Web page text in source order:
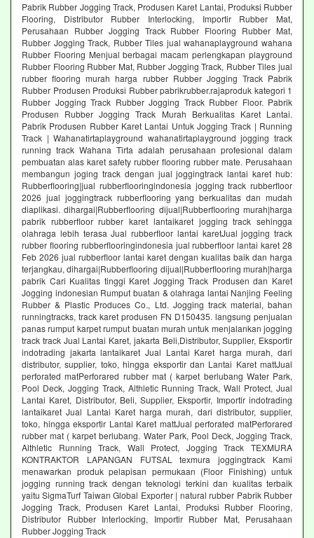
Pabrik Rubber Jogging Track, Produsen Karet Lantai, Produksi Rubber
Flooring, Distributor Rubber Interlocking, Importir Rubber Mat,
Perusahaan Rubber Jogging Track Rubber Flooring Rubber Mat,
Rubber Jogging Track, Rubber Tiles jual wahanaplayground wahana
Rubber Flooring Menjual berbagai macam perlengkapan playground
Rubber Flooring Rubber Mat, Rubber Jogging Track, Rubber Tiles jual
rubber flooring murah harga rubber Rubber Jogging Track Pabrik
Rubber Produsen Produksi Rubber pabrikrubber.rajaproduk kategori 1
Rubber Jogging Track Rubber Jogging Track Rubber Floor. Pabrik
Produsen Rubber Jogging Track Murah Berkualitas Karet Lantai.
Pabrik Produsen Rubber Karet Lantai Untuk Jogging Track | Running
Track | Wahanatirtaplayground wahanatirtaplayground jogging track
running track Wahana Tirta adalah perusahaan profesional dalam
pembuatan alas karet safety rubber flooring rubber mate. Perusahaan
membangun joging track dengan jual joggingtrack lantai karet hub:
Rubberflooring|jual rubberflooringindonesia jogging track rubberfloor
2026 jual joggingtrack rubberflooring yang berkualitas dan mudah
diaplikasi. dihargai|Rubberflooring dijual|Rubberflooring murah|harga
pabrik rubberfloor rubber karet lantaikaret jogging track sehingga
olahraga lebih terasa Jual rubberfloor lantai karetJual jogging track
rubber flooring rubberflooringindonesia jual rubberfloor lantai karet 28
Feb 2026 jual rubberfloor lantai karet dengan kualitas baik dan harga
terjangkau, dihargai|Rubberflooring dijual|Rubberflooring murah|harga
pabrik Cari Kualitas tinggi Karet Jogging Track Produsen dan Karet
Jogging indonesian Rumput buatan & olahraga lantai Nanjing Feeling
Rubber & Plastic Produces Co., Ltd. Jogging track material, bahan
runningtracks, track karet produsen FN D150435. langsung penjualan
panas rumput karpet rumput buatan murah untuk menjalankan jogging
track track Jual Lantai Karet, jakarta Beli,Distributor, Supplier, Eksportir
indotrading jakarta lantaikaret Jual Lantai Karet harga murah, dari
distributor, supplier, toko, hingga eksportir dan Lantai Karet mattJual
perforated matPerforared rubber mat ( karpet berlubang Water Park,
Pool Deck, Jogging Track, Althletic Running Track, Wall Protect, Jual
Lantai Karet, Distributor, Beli, Supplier, Eksportir, Importir indotrading
lantaikaret Jual Lantai Karet harga murah, dari distributor, supplier,
toko, hingga eksportir Lantai Karet mattJual perforated matPerforared
rubber mat ( karpet berlubang. Water Park, Pool Deck, Jogging Track,
Althletic Running Track, Wall Protect, Jogging Track TEXMURA
KONTRAKTOR LAPANGAN FUTSAL texmura joggingtrack Kami
menawarkan produk pelapisan permukaan (Floor Finishing) untuk
jogging running track dengan teknologi terkini dan kualitas terbaik
yaitu SigmaTurf Taiwan Global Exporter | natural rubber Pabrik Rubber
Jogging Track, Produsen Karet Lantai, Produksi Rubber Flooring,
Distributor Rubber Interlocking, Importir Rubber Mat, Perusahaan
Rubber Jogging Track